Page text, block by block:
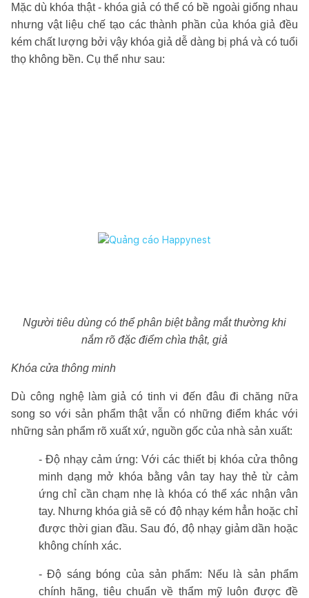
Mặc dù khóa thật - khóa giả có thể có bề ngoài giống nhau
nhưng vật liệu chế tạo các thành phần của khóa giả đều
kém chất lượng bởi vậy khóa giả dễ dàng bị phá và có tuổi
thọ không bền. Cụ thể như sau:
Người tiêu dùng có thể phân biệt bằng mắt thường khi
nắm rõ đặc điểm chìa thật, giả
Khóa cửa thông minh
Dù công nghệ làm giả có tinh vi đến đâu đi chăng nữa
song so với sản phẩm thật vẫn có những điểm khác với
những sản phẩm rõ xuất xứ, nguồn gốc của nhà sản xuất:
- Độ nhạy cảm ứng: Với các thiết bị khóa cửa thông
minh dạng mở khóa bằng vân tay hay thẻ từ cảm
ứng chỉ cần chạm nhẹ là khóa có thể xác nhận vân
tay. Nhưng khóa giả sẽ có độ nhạy kém hẳn hoặc chỉ
được thời gian đầu. Sau đó, độ nhạy giảm dần hoặc
không chính xác.
- Độ sáng bóng của sản phẩm: Nếu là sản phẩm
chính hãng, tiêu chuẩn về thẩm mỹ luôn được đề